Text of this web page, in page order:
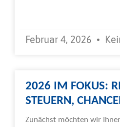
Februar 4, 2026
2026 IM FOKUS:
STEUERN,
Zunächst möchten wir